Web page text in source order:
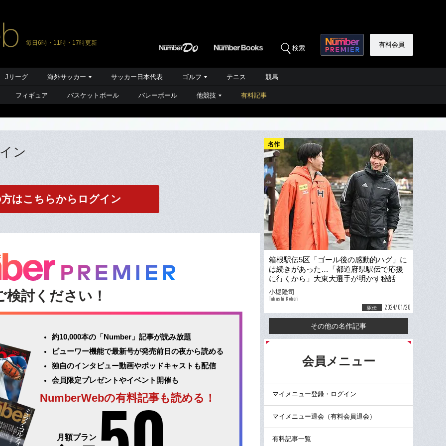
毎日6時・11時・17時更新
検索 有料会員
Jリーグ 海外サッカー サッカー日本代表 ゴルフ テニス 競馬
フィギュア バスケットボール バレーボール 他競技 有料記事
ン
はこちらからログイン
検討ください！
約10,000本の「Number」記事が読み放題
ビューワー機能で最新号が発売前日の夜から読める
独自のインタビュー動画やポッドキャストも配信
会員限定プレゼントやイベント開催も
NumberWebの有料記事も読める！
月額プラン
名作
箱根駅伝5区「ゴール後の感動的ハグ」に
は続きがあった…「都道府県駅伝で応援
に行くから」大東大選手が明かす秘話
「陸上を離れた時期もありました」
小堀隆司
Takashi Kohori
駅伝 2024/01/20
その他の名作記事
会員メニュー
マイメニュー登録・ログイン
マイメニュー退会（有料会員退会）
有料記事一覧